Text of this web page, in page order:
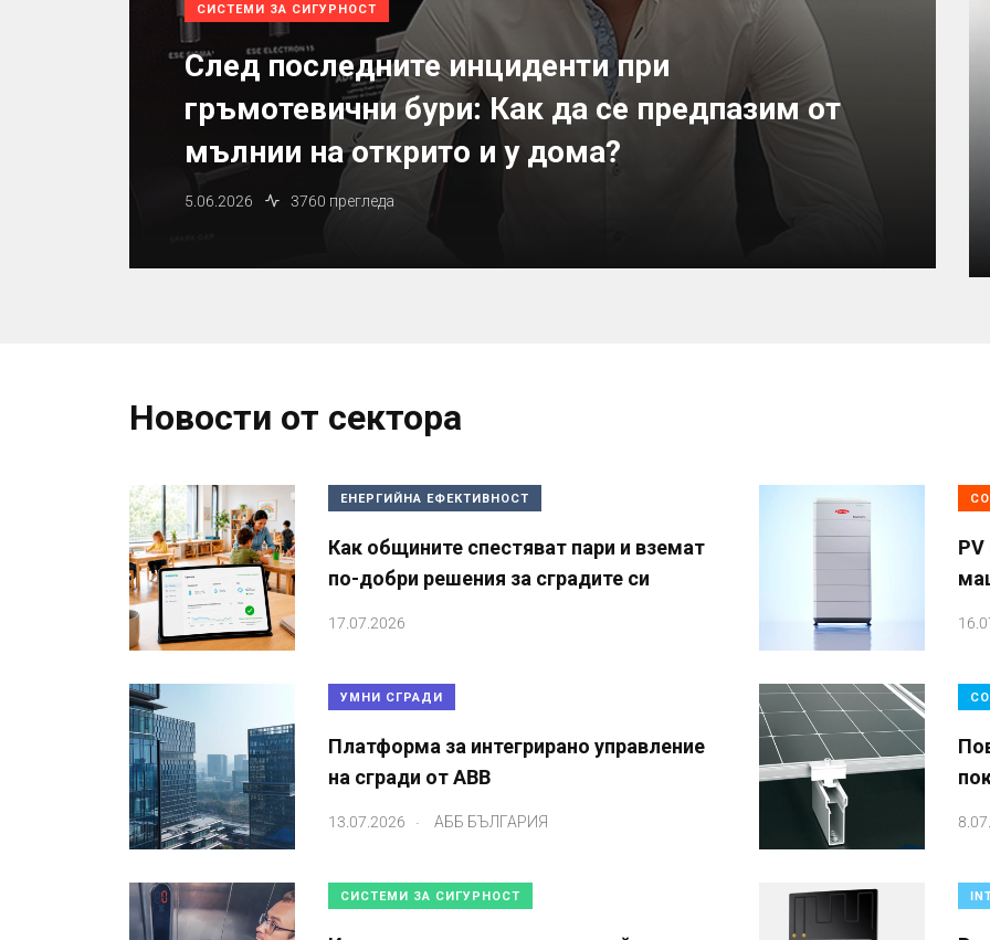
СИСТЕМИ ЗА СИГУРНОСТ
След последните инциденти при
гръмотевични бури: Как да се предпазим от
мълнии на открито и у дома?
5.06.2026 3760 прегледа
Новости от сектора
ЕНЕРГИЙНА ЕФЕКТИВНОСТ
Как общините спестяват пари и вземат
по-добри решения за сградите си
17.07.2026
PV
УМНИ СГРАДИ
Платформа за интегрирано управление
на сгради от ABB
13.07.2026 АББ БЪЛГАРИЯ
СИСТЕМИ ЗА СИГУРНОСТ